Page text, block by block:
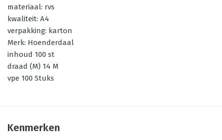
materiaal: rvs
kwaliteit: A4
verpakking: karton
Merk: Hoenderdaal
inhoud 100 st
draad (M) 14 M
vpe 100 Stuks
Kenmerken